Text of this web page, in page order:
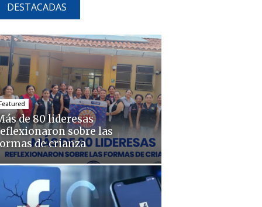
DESTACADAS
de 80 lideresas
sobre las
de crianza